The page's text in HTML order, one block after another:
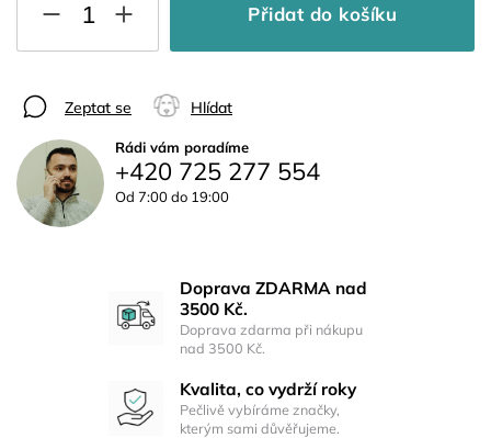
Přidat do košíku
Zeptat se Hlídat
Rádi vám poradíme
+420 725 277 554
Od 7:00 do 19:00
Doprava ZDARMA nad
3500 Kč.
Doprava zdarma při nákupu
nad 3500 Kč.
Kvalita, co vydrží roky
Pečlivě vybíráme značky,
kterým sami důvěřujeme.